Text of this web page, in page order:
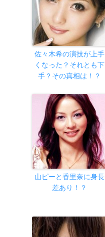
佐々木希の演技が上手
くなった？それとも下
手？その真相は！？
山ピーと香里奈に身長
差あり！？